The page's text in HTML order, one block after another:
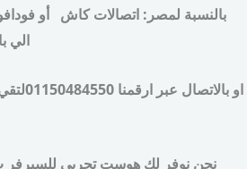
بالنسبة لمصر: اتصالات كاش أو
الي
او